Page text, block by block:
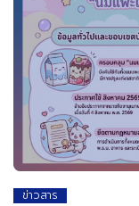
ข่าวสาร